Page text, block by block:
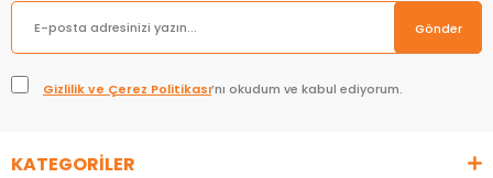
Gönder
Gizlilik ve Çerez Politikası’nı okudum ve kabul ediyorum.
KATEGORİLER